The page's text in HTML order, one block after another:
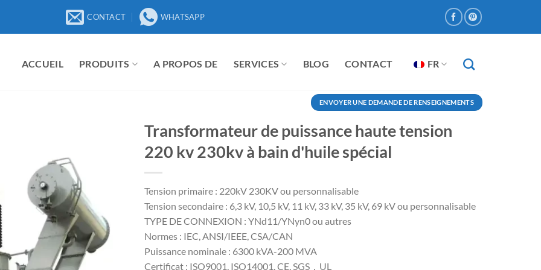
CONTACT WHATSAPP
ACCUEIL PRODUITS A PROPOS DE SERVICES BLOG CONTACT FR
ENVOYER UNE DEMANDE DE RENSEIGNEMENTS
Transformateur de puissance haute tension
220 kv 230kv à bain d'huile spécial
Tension primaire : 220kV 230KV ou personnalisable
Tension secondaire : 6,3 kV, 10,5 kV, 11 kV, 33 kV, 35 kV, 69 kV ou personnalisable
TYPE DE CONNEXION : YNd11/YNyn0 ou autres
Normes : IEC, ANSI/IEEE, CSA/CAN
Puissance nominale : 6300 kVA-200 MVA
Certificat : ISO9001, ISO14001, CE, SGS，UL